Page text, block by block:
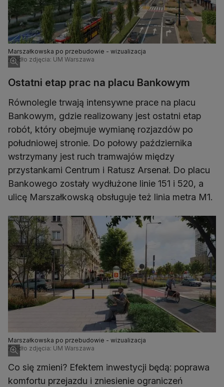
Marszałkowska po przebudowie - wizualizacja
Źródło zdjęcia: UM Warszawa
Ostatni etap prac na placu Bankowym
Równolegle trwają intensywne prace na placu
Bankowym, gdzie realizowany jest ostatni etap
robót, który obejmuje wymianę rozjazdów po
południowej stronie. Do połowy października
wstrzymany jest ruch tramwajów między
przystankami Centrum i Ratusz Arsenał. Do placu
Bankowego zostały wydłużone linie 151 i 520, a
ulicę Marszałkowską obsługuje też linia metra M1.
Marszałkowska po przebudowie - wizualizacja
Źródło zdjęcia: UM Warszawa
Co się zmieni? Efektem inwestycji będą: poprawa
komfortu przejazdu i zniesienie ograniczeń